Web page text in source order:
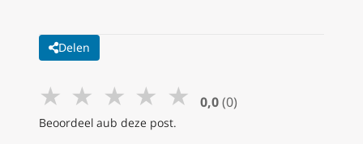
Delen
★ ★ ★ ★ ★ 0,0 (0)
Beoordeel aub deze post.